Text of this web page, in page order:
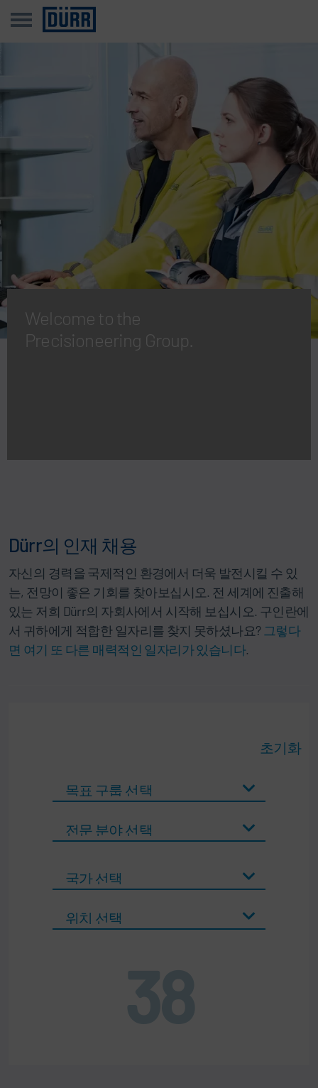
Welcome to the
Precisioneering Group.
Dürr의 인재 채용
자신의 경력을 국제적인 환경에서 더욱 발전시킬 수 있
는, 전망이 좋은 기회를 찾아보십시오. 전 세계에 진출해
있는 저희 Dürr의 자회사에서 시작해 보십시오. 구인란에
서 귀하에게 적합한 일자리를 찾지 못하셨나요? 그렇다
면 여기 또 다른 매력적인 일자리가 있습니다.
초기화